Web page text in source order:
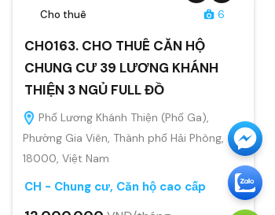
Cho thuê 6
CH0163. CHO THUÊ CĂN HỘ
CHUNG CƯ 39 LƯƠNG KHÁNH
THIỆN 3 NGỦ FULL ĐỒ
Phố Lương Khánh Thiện (Phố Ga),
Phường Gia Viên, Thành phố Hải Phòng,
18000, Việt Nam
CH - Chung cư, Căn hộ cao cấp